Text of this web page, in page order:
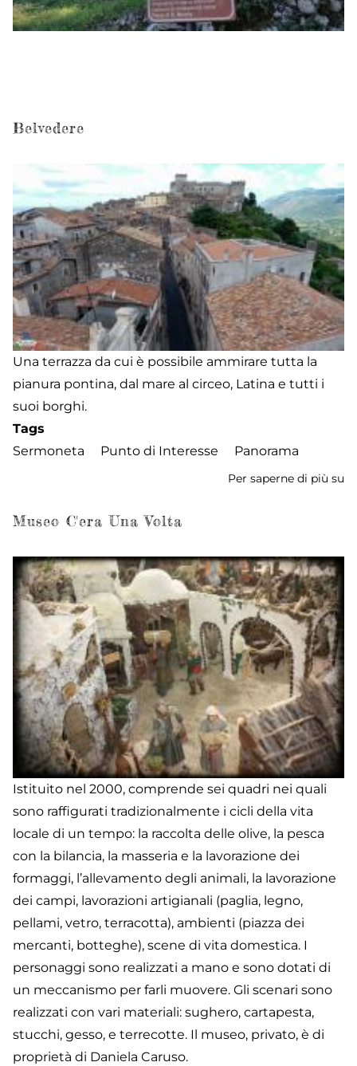
Belvedere
Una terrazza da cui è possibile ammirare tutta la
pianura pontina, dal mare al circeo, Latina e tutti i
suoi borghi.
Tags
Sermoneta
Punto di Interesse Panorama
Per saperne di più su
Museo C'era Una Volta
Istituito nel 2000, comprende sei quadri nei quali
sono raffigurati tradizionalmente i cicli della vita
locale di un tempo: la raccolta delle olive, la pesca
con la bilancia, la masseria e la lavorazione dei
formaggi, l’allevamento degli animali, la lavorazione
dei campi, lavorazioni artigianali (paglia, legno,
pellami, vetro, terracotta), ambienti (piazza dei
mercanti, botteghe), scene di vita domestica. I
personaggi sono realizzati a mano e sono dotati di
un meccanismo per farli muovere. Gli scenari sono
realizzati con vari materiali: sughero, cartapesta,
stucchi, gesso, e terrecotte. Il museo, privato, è di
proprietà di Daniela Caruso.